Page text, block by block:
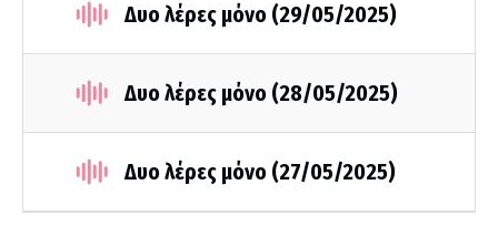
Δυο λέρες μόνο (29/05/2025)
Δυο λέρες μόνο (28/05/2025)
Δυο λέρες μόνο (27/05/2025)